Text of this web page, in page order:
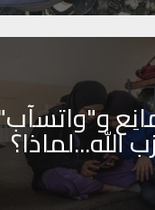
الله...لماذا؟